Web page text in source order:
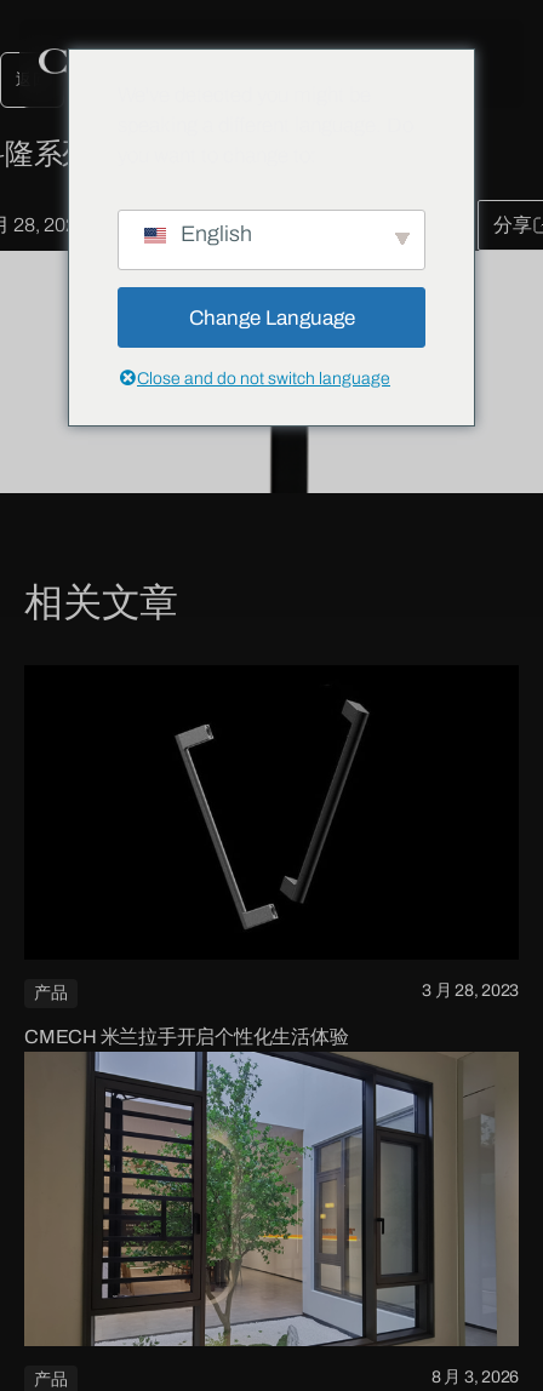
返回
系列方轴执手（SD 型）
28, 2020 分享
相关文章
产品 3 月 28, 2023
CMECH 米兰拉手开启个性化生活体验
产品 8 月 3, 2026
English
Change Language
Close and do not switch language